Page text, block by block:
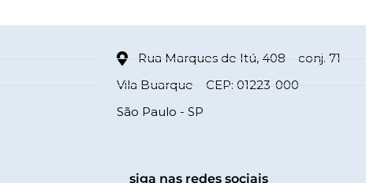
Rua Marques de Itú, 408 – conj. 71
Vila Buarque – CEP: 01223-000
São Paulo - SP
siga nas redes sociais